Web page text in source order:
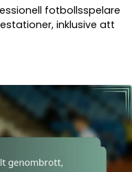
fotbollsspelare
inklusive att